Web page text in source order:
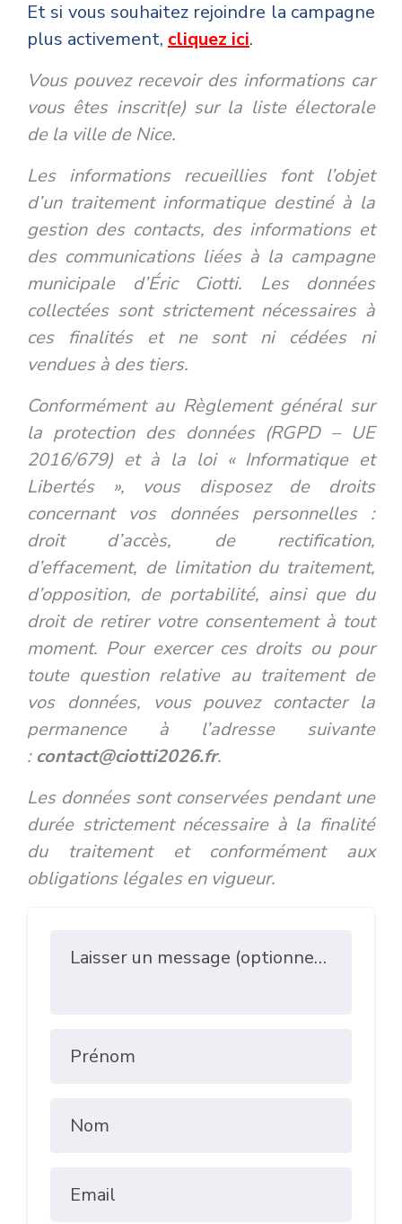
Et si vous souhaitez rejoindre la campagne
plus activement, cliquez ici.
Vous pouvez recevoir des informations car
vous êtes inscrit(e) sur la liste électorale
de la ville de Nice.
Les informations recueillies font l’objet
d’un traitement informatique destiné à la
gestion des contacts, des informations et
des communications liées à la campagne
municipale d’Éric Ciotti. Les données
collectées sont strictement nécessaires à
ces finalités et ne sont ni cédées ni
vendues à des tiers.
Conformément au Règlement général sur
la protection des données (RGPD – UE
2016/679) et à la loi « Informatique et
Libertés », vous disposez de droits
concernant vos données personnelles :
droit d’accès, de rectification,
d’effacement, de limitation du traitement,
d’opposition, de portabilité, ainsi que du
droit de retirer votre consentement à tout
moment. Pour exercer ces droits ou pour
toute question relative au traitement de
vos données, vous pouvez contacter la
permanence à l’adresse suivante
: contact@ciotti2026.fr.
Les données sont conservées pendant une
durée strictement nécessaire à la finalité
du traitement et conformément aux
obligations légales en vigueur.
Laisser un message (optionnel)
Prénom
Nom
Email